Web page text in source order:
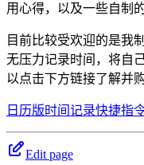
用心得，以及一些自制
目前比较受欢迎的是我
无压力记录时间，将自
以点击下方链接了解并购
日历版时间记录快捷指
Edit page